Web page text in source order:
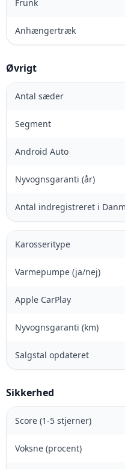
Frunk
Anhængertræk
Øvrigt
Antal sæder
Segment
Android Auto
Nyvognsgaranti (år)
Antal indregistreret i
Karosseritype
Varmepumpe (ja/nej)
Apple CarPlay
Nyvognsgaranti (km)
Salgstal opdateret
Sikkerhed
Score (1-5 stjerner)
Voksne (procent)